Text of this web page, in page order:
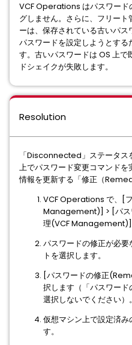
VCF Operations はパスワード
グしません。さらに、フリー
ーは、保存されている古いパ
パスワードを設定しようとする
す。古いパスワードは OS 上
ドシェイクが失敗します。
Resolution
「Disconnected」ステータス
上でパスワード変更コマンド
情報を更新する「修正（
VCF Operations で、[
Management)] > [パス
理(VCF Management)]
パスワードの修正が必
トを選択します。
[パスワードの修正
択します（「パスワー
選択しないでください）。
仮想マシン上で設定済
す。